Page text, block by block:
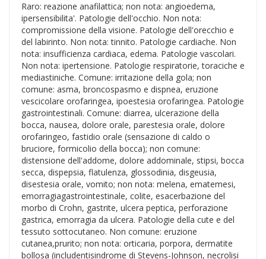
Raro: reazione anafilattica; non nota: angioedema,
ipersensibilita'. Patologie dell'occhio. Non nota:
compromissione della visione. Patologie dell'orecchio e
del labirinto. Non nota: tinnito. Patologie cardiache. Non
nota: insufficienza cardiaca, edema. Patologie vascolari.
Non nota: ipertensione. Patologie respiratorie, toraciche e
mediastiniche. Comune: irritazione della gola; non
comune: asma, broncospasmo e dispnea, eruzione
vescicolare orofaringea, ipoestesia orofaringea. Patologie
gastrointestinali. Comune: diarrea, ulcerazione della
bocca, nausea, dolore orale, parestesia orale, dolore
orofaringeo, fastidio orale (sensazione di caldo o
bruciore, formicolio della bocca); non comune:
distensione dell'addome, dolore addominale, stipsi, bocca
secca, dispepsia, flatulenza, glossodinia, disgeusia,
disestesia orale, vomito; non nota: melena, ematemesi,
emorragiagastrointestinale, colite, esacerbazione del
morbo di Crohn, gastrite, ulcera peptica, perforazione
gastrica, emorragia da ulcera. Patologie della cute e del
tessuto sottocutaneo. Non comune: eruzione
cutanea,prurito; non nota: orticaria, porpora, dermatite
bollosa (includentisindrome di Stevens-Johnson, necrolisi